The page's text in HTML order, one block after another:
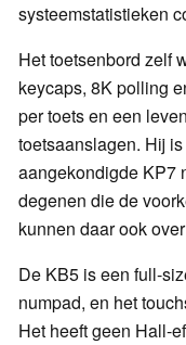
systeemstatistieken
Het toetsenbord zelf
keycaps, 8K polling
per toets en een
toetsaanslagen. Hij
aangekondigde KP7
degenen die de
kunnen daar ook
De KB5 is een full-
numpad, en het
Het heeft geen Hall-